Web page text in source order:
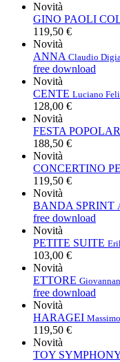
Novità
GINO PAOLI
119,50 €
Novità
ANNA Claudio
free download
Novità
CENTE Luciano
128,00 €
Novità
FESTA
188,50 €
Novità
CONCERTINO
119,50 €
Novità
BANDA SPRINT
free download
Novità
PETITE SUITE
103,00 €
Novità
ETTORE
free download
Novità
HARAGEI
119,50 €
Novità
TOY SYMPHONY